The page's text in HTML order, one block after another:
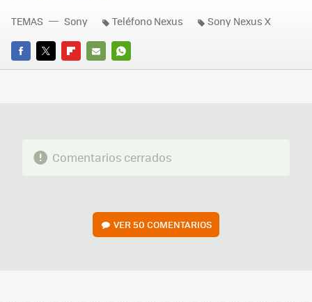
FACEBOOK
TWITTERFLIPBOARD
E-
WHATSAPP
TEMAS Sony Teléfono Nexus Sony Nexus X
Comentarios cerrados
VER50 COMENTARIOS